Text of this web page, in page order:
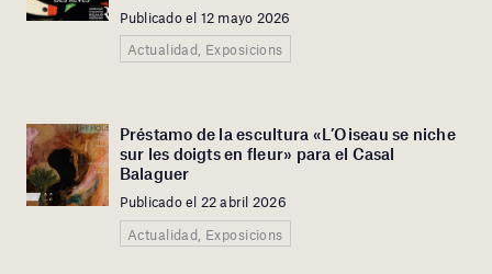
Publicado el 12 mayo 2026
Actualidad, Exposicions
Préstamo de la escultura «L’Oiseau se niche
sur les doigts en fleur» para el Casal
Balaguer
Publicado el 22 abril 2026
Actualidad, Exposicions